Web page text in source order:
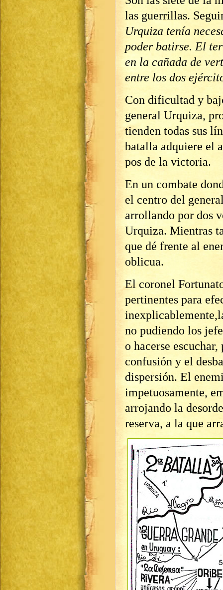
las guerrillas.
Urquiza tenía
poder batirse. El
en la cañada de
entre los dos
Con dificultad y
general Urquiza,
tienden todas sus
batalla adquiere el
pos de la victoria.
En un combate
el centro del
arrollando por dos
Urquiza. Mientras
que dé frente al
oblicua.
El coronel
pertinentes para
no pudiendo los
o hacerse
confusión y el
dispersión. El
impetuosamente,
arrojando la
reserva, a la que